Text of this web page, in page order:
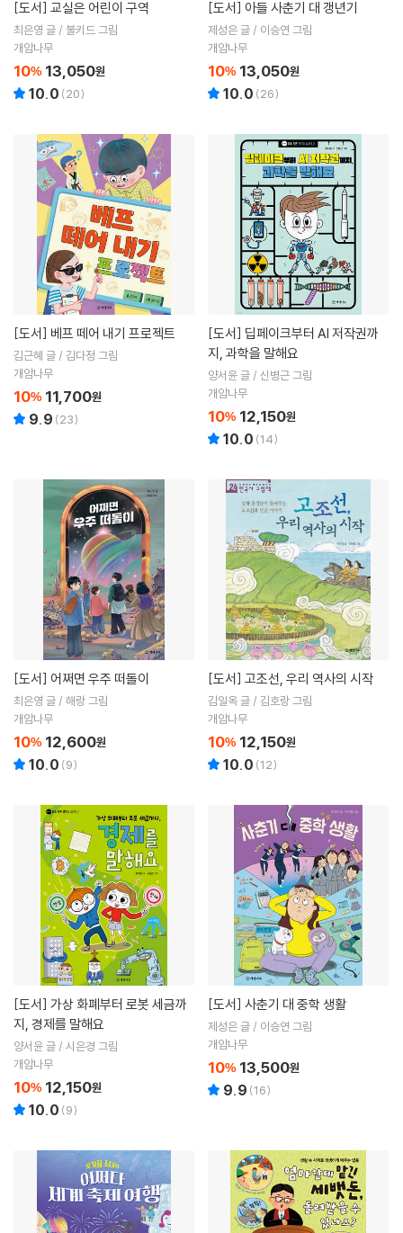
[도서] 교실은 어린이 구역
최은영 글 / 불키드 그림
개암나무
10% 13,050원
10.0 (20)
[도서] 아들 사춘기 대 갱년기
제성은 글 / 이승연 그림
개암나무
10% 13,050원
10.0 (26)
[도서] 베프 떼어 내기 프로젝트
김근혜 글 / 김다정 그림
개암나무
10% 11,700원
9.9 (23)
[도서]
지, 과학을 말해요
양서윤 글 / 신병근 그림
개암나무
10% 12,150원
10.0 (14)
[도서] 어쩌면 우주 떠돌이
최은영 글 / 해랑 그림
개암나무
10% 12,600원
10.0 (9)
[도서] 고조선, 우리 역사의 시작
김일옥 글 / 김호랑 그림
개암나무
10% 12,150원
10.0 (12)
[도서]
지, 경제를 말해요
양서윤 글 / 시은경 그림
개암나무
10% 12,150원
10.0 (9)
[도서] 사춘기 대 중학 생활
제성은 글 / 이승연 그림
개암나무
10% 13,500원
9.9 (16)